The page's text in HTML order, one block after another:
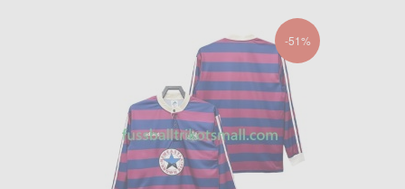
-51%